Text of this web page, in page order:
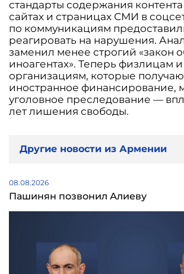
стандарты содержания
сайтах и страницах СМИ в
по коммуникациям
реагировать на нарушения.
заменил менее строгий «закон
иноагентах». Теперь физлицам и
организациям, которые
иностранное финансирование,
уголовное преследование —
лет лишения свободы.
Другие новости из Армении
08.08.2026
Пашинян позвонил Алиеву